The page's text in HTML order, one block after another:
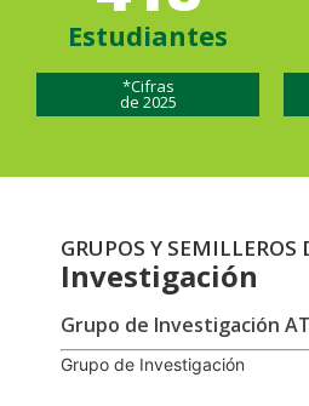
Estudiantes
*Cifras
de 2025
GRUPOS Y SEMILLEROS
Investigación
Grupo de Investigación
Grupo de Investigación